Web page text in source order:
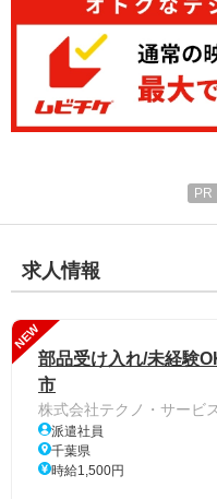
求人情報
NEW
部品受け入れ/未経験
市
株式会社テクノ・サービ
派遣社員
千葉県
時給1,500円